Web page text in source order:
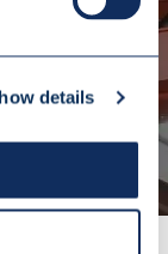
details
HAK